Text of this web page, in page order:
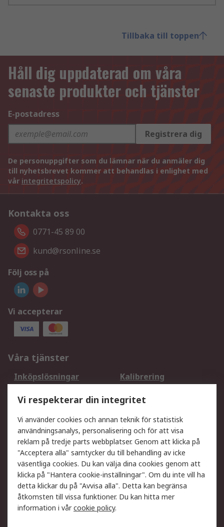
Tillbaka till toppen
Håll dig uppdaterad om våra
senaste produkter och tjänster
E-postadress
Registrera dig
De personuppgifter som du lämnar när du anmäler dig
till nyhetsbrevet kommer att behandlas i enlighet med
vår integritetspolicy.
Kontakta oss
0771-45 89 00
kund@rsonline.se
Följ oss på
Vi accepterar
Våra tjänster
Inköpslösningar
Kalibrering
DesignSpark
Teknisk Support
Ditt lokala säljteam
Exportlösningar
Support
Få hjälp
Retur av varor
Leverans
Spåra din order
Begär en fakturakopi
Fördelar med RS-konto
Betalningsalternativ
Vi respekterar din integritet
Vi använder cookies och annan teknik för statistisk
användningsanalys, personalisering och för att visa
reklam på tredje parts webbplatser. Genom att klicka på
"Acceptera alla" samtycker du till behandling av icke
väsentliga cookies. Du kan välja dina cookies genom att
klicka på "Hantera cookie-inställningar". Om du inte vill ha
detta klickar du på "Avvisa alla". Detta kan begränsa
åtkomsten till vissa funktioner. Du kan hitta mer
information i vårcookie policy.